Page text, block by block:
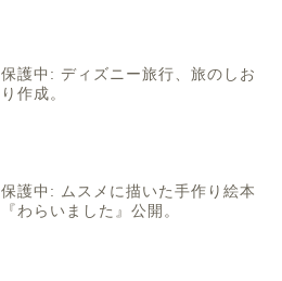
保護中: ディズニー旅行、旅のしお
り作成。
保護中: ムスメに描いた手作り絵本
『わらいました』公開。